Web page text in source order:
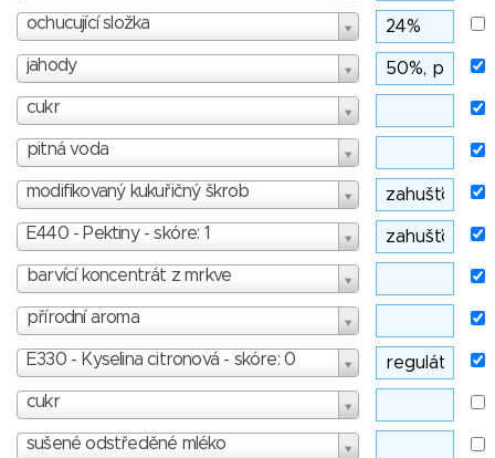
ochucující složka
jahody
cukr
pitná voda
modifikovaný kukuřičný škrob
E440 - Pektiny - skóre: 1
barvící koncentrát z mrkve
přírodní aroma
E330 - Kyselina citronová - skóre: 0
cukr
sušené odstředěné mléko